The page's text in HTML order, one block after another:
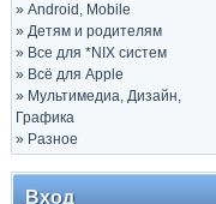
» Android, Mobile
» Детям и родителям
» Все для *NIX систем
» Всё для Apple
» Мультимедиа, Дизайн,
Графика
» Разное
Вход